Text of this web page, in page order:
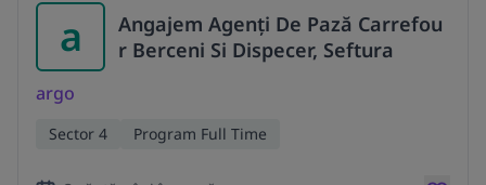
a
Angajem Agenți De Pază Carrefou
r Berceni Si Dispecer, Seftura
argo
Sector 4 Program Full Time